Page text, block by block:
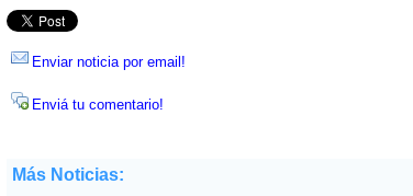
Enviar noticia por email!
Enviá tu comentario!
Más Noticias: